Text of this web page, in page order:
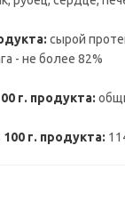
сырой
- не более 82%
г. продукта:
г. продукта: